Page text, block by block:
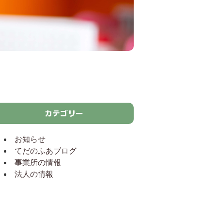
カテゴリー
お知らせ
てだのふあブログ
事業所の情報
法人の情報